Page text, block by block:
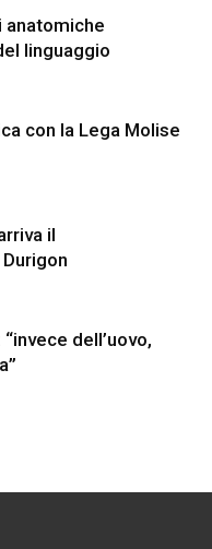
anatomiche
linguaggio
con la Lega Molise
il
dell’uovo,